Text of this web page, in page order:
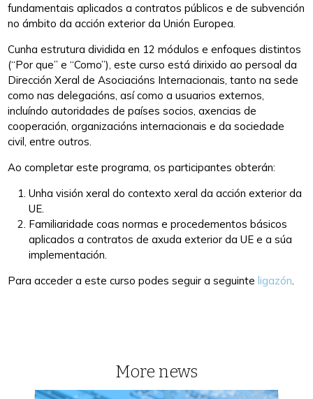
fundamentais aplicados a contratos públicos e de subvención
no ámbito da acción exterior da Unión Europea.
Cunha estrutura dividida en 12 módulos e enfoques distintos
(“Por que” e “Como”), este curso está dirixido ao persoal da
Dirección Xeral de Asociacións Internacionais, tanto na sede
como nas delegacións, así como a usuarios externos,
incluíndo autoridades de países socios, axencias de
cooperación, organizacións internacionais e da sociedade
civil, entre outros.
Ao completar este programa, os participantes obterán:
Unha visión xeral do contexto xeral da acción exterior da
UE.
Familiaridade coas normas e procedementos básicos
aplicados a contratos de axuda exterior da UE e a súa
implementación.
Para acceder a este curso podes seguir a seguinteligazón
More news